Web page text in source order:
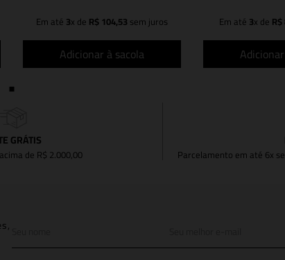
Em até 3x de R$104,53 sem juros
Adicionar à sacola
Em até 3x de R$
GRÁTIS
de R$ 2.000,00 Parcelamento em até 6x